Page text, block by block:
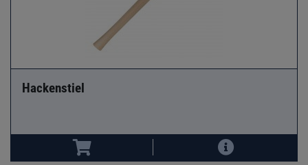
Hackenstiel